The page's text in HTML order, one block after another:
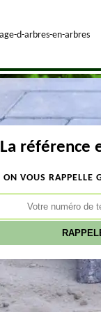
La référence
ON VOUS RAPPELLE